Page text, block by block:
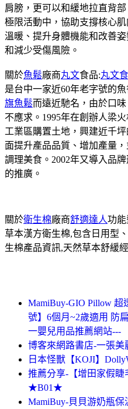
肩膀，更可以和緩地拉直背
極限活動中，協助支撐核心
溫暖、提升身體機能和改善
和減少受傷風險。
關於魚鬆廠商丸文食品:丸文
是台中一家近60年老字號的
旗魚鬆而遠近馳名，由於口
不應求。1995年在創辦人梁
工業區購置土地，興建近千
面提升產品品質、增加產量
調理美食。2002年又導入品
的推廣。
關於衛生棉廠商舒適達人功
草本漢方衛生棉,包含日用型
生棉產品資訊,天然草本舒緩
MamiBuy-GIO Pillow
號】6個月~2歲適用 防
一嬰兒用品推薦網站---
博客來網路書店-一張美
日本怪獸【KOJI】
推薦分享-【增田家假
★B01★
MamiBuy-貝貝游奶瓶保